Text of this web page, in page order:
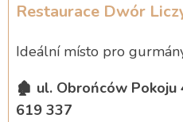
Restaurace Dwór
Ideální místo pro
🏚️ ul. Obrońców Pokoju
619 337